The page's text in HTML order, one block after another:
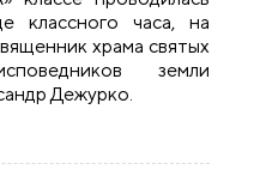
классного часа, на
храма святых
земли
Дежурко.